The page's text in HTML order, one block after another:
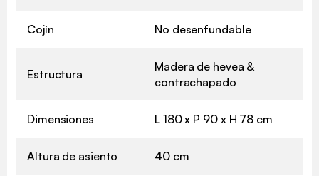
Cojín No desenfundable
Estructura
Madera de hevea &
contrachapado
Dimensiones L 180 x P 90 x H 78 cm
Altura de asiento 40 cm